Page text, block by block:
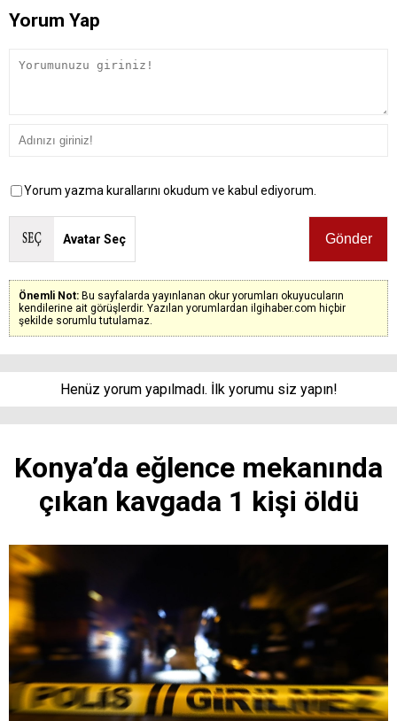
Yorum Yap
Yorum yazma kurallarını okudum ve kabul ediyorum.
Avatar Seç
Önemli Not: Bu sayfalarda yayınlanan okur yorumları okuyucuların
kendilerine ait görüşlerdir. Yazılan yorumlardan ilgihaber.com hiçbir
şekilde sorumlu tutulamaz.
Henüz yorum yapılmadı. İlk yorumu siz yapın!
Konya’da eğlence mekanında
çıkan kavgada 1 kişi öldü